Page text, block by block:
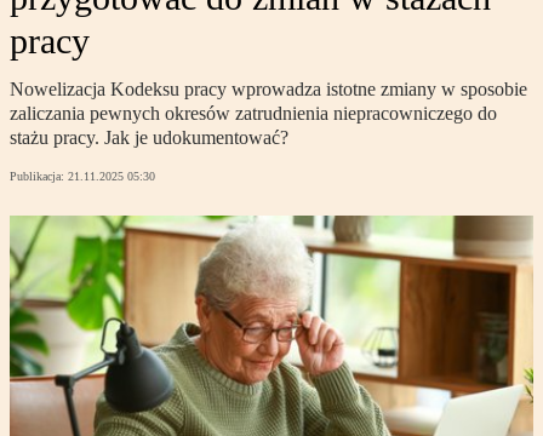
pracy
Nowelizacja Kodeksu pracy wprowadza istotne zmiany w sposobie
zaliczania pewnych okresów zatrudnienia niepracowniczego do
stażu pracy. Jak je udokumentować?
Publikacja: 21.11.2025 05:30